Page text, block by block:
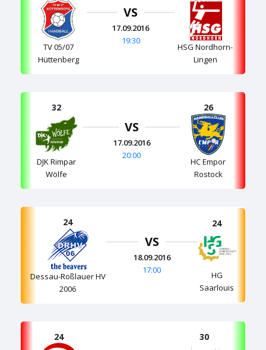
TV 05/07
Hüttenberg
VS
17.09.2016
19:30
HSG Nordhorn-
Lingen
32
DJK Rimpar
Wölfe
VS
17.09.2016
20:00
26
HC Empor
Rostock
24
Dessau-Roßlauer HV
2006
VS
18.09.2016
17:00
24
HG
Saarlouis
24 30